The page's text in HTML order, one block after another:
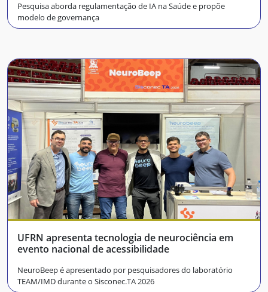
Pesquisa aborda regulamentação de IA na Saúde e propõe
modelo de governança
UFRN apresenta tecnologia de neurociência em
evento nacional de acessibilidade
NeuroBeep é apresentado por pesquisadores do laboratório
TEAM/IMD durante o Sisconec.TA 2026